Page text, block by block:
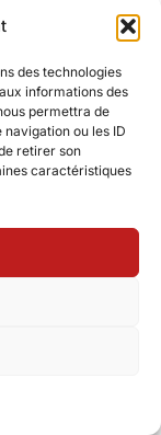
des technologies
informations des
permettra de
ou les ID
retirer son
caractéristiques
documents
ces